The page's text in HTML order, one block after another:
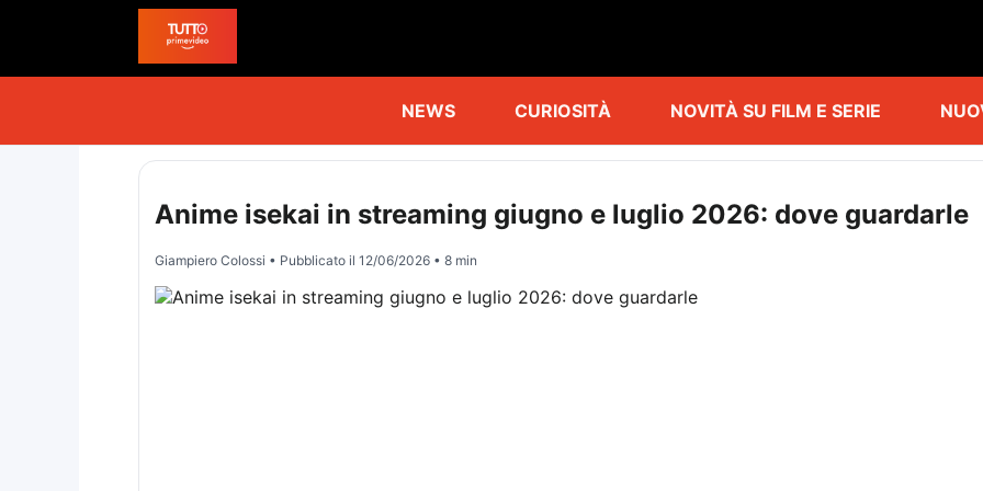
NEWS CURIOSITÀ NOVITÀ SU FILM E SERIE
Anime isekai in streaming giugno e luglio 2026: dove guardarle
Giampiero Colossi • Pubblicato il 12/06/2026• 8 min